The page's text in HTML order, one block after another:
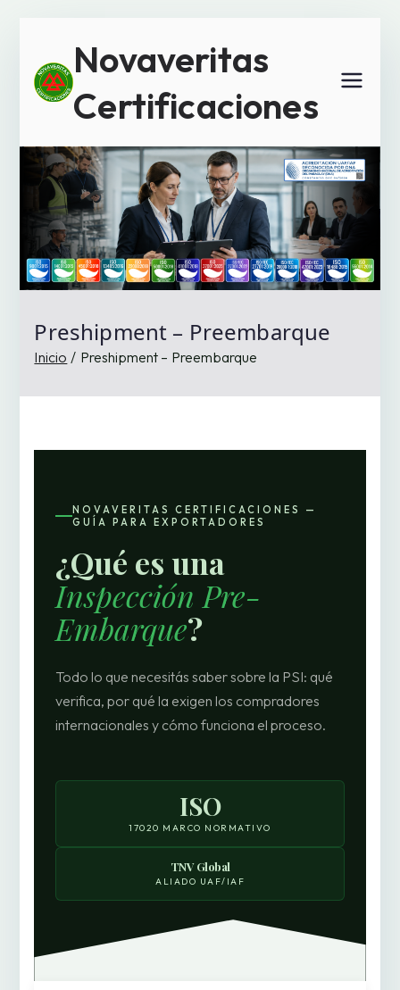
contenidoNovaveritas
Certificaciones
Preshipment – Preembarque
Inicio Preshipment – Preembarque
NOVAVERITAS CERTIFICACIONES —
GUÍA PARA EXPORTADORES
¿Qué es una
Inspección Pre-
Embarque?
Todo lo que necesitás saber sobre la PSI: qué
verifica, por qué la exigen los compradores
internacionales y cómo funciona el proceso.
ISO
17020 MARCO NORMATIVO
TNV Global
ALIADO UAF/IAF